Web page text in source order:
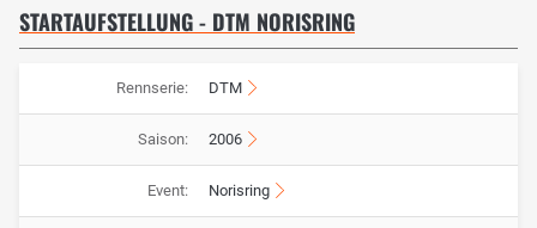
STARTAUFSTELLUNG - DTM NORISRING
Rennserie: DTM
Saison: 2006
Event: Norisring